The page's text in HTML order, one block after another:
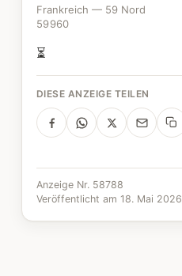
Frankreich — 59 Nord
59960
⏳
DIESE ANZEIGE TEILEN
Anzeige Nr. 58788
Veröffentlicht am 18. Mai 2026